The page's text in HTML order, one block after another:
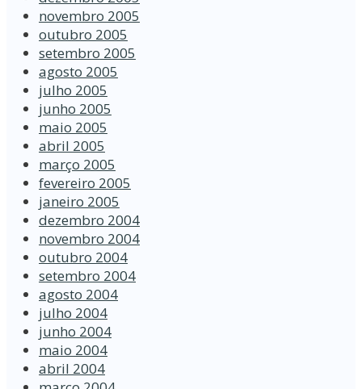
novembro 2005
outubro 2005
setembro 2005
agosto 2005
julho 2005
junho 2005
maio 2005
abril 2005
março 2005
fevereiro 2005
janeiro 2005
dezembro 2004
novembro 2004
outubro 2004
setembro 2004
agosto 2004
julho 2004
junho 2004
maio 2004
abril 2004